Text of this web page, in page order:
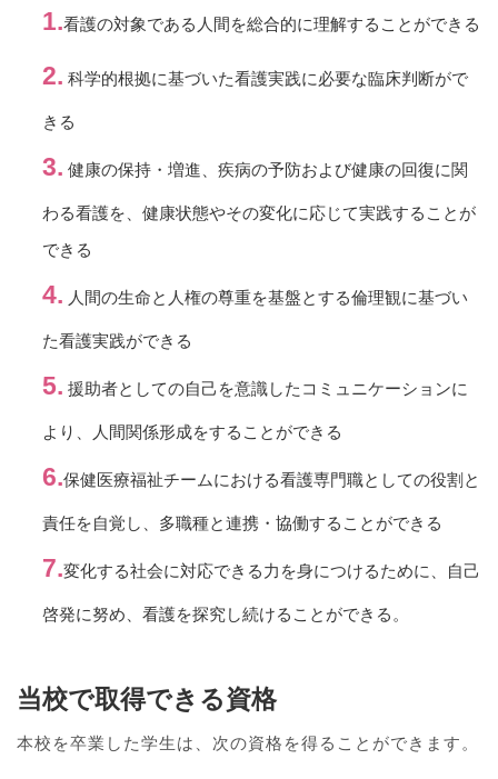
看護の対象である人間を総合的に理解することができる
科学的根拠に基づいた看護実践に必要な臨床判断がで
きる
健康の保持・増進、疾病の予防および健康の回復に関
わる看護を、健康状態やその変化に応じて実践することが
できる
人間の生命と人権の尊重を基盤とする倫理観に基づい
た看護実践ができる
援助者としての自己を意識したコミュニケーションに
より、人間関係形成をすることができる
保健医療福祉チームにおける看護専門職としての役割と
責任を自覚し、多職種と連携・協働することができる
変化する社会に対応できる力を身につけるために、自己
啓発に努め、看護を探究し続けることができる。
当校で取得できる資格
本校を卒業した学生は、次の資格を得ることができます。